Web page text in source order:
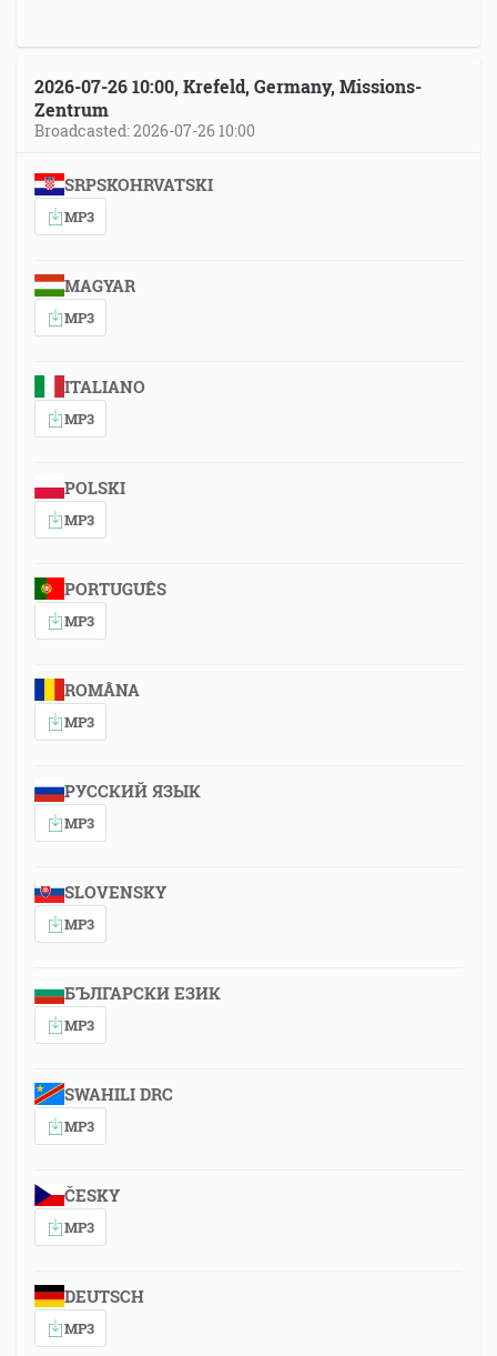
2026-07-26 10:00, Krefeld, Germany, Missions-
Zentrum
Broadcasted: 2026-07-26 10:00
SRPSKOHRVATSKI
MP3
MAGYAR
MP3
ITALIANO
MP3
POLSKI
MP3
PORTUGUÊS
MP3
ROMÂNA
MP3
РУССКИЙ ЯЗЫК
MP3
SLOVENSKY
MP3
БЪЛГАРСКИ ЕЗИК
MP3
SWAHILI DRC
MP3
ČESKY
MP3
DEUTSCH
MP3